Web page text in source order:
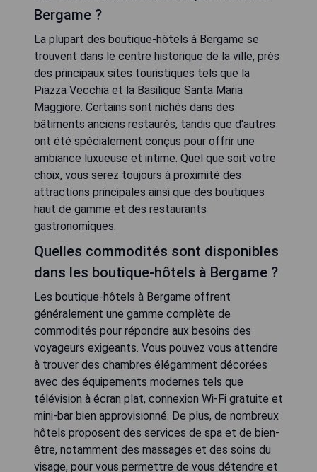
Bergame ?
La plupart des boutique-hôtels à Bergame se
trouvent dans le centre historique de la ville, près
des principaux sites touristiques tels que la
Piazza Vecchia et la Basilique Santa Maria
Maggiore. Certains sont nichés dans des
bâtiments anciens restaurés, tandis que d'autres
ont été spécialement conçus pour offrir une
ambiance luxueuse et intime. Quel que soit votre
choix, vous serez toujours à proximité des
attractions principales ainsi que des boutiques
haut de gamme et des restaurants
gastronomiques.
Quelles commodités sont disponibles
dans les boutique-hôtels à Bergame ?
Les boutique-hôtels à Bergame offrent
généralement une gamme complète de
commodités pour répondre aux besoins des
voyageurs exigeants. Vous pouvez vous attendre
à trouver des chambres élégamment décorées
avec des équipements modernes tels que
télévision à écran plat, connexion Wi-Fi gratuite et
mini-bar bien approvisionné. De plus, de nombreux
hôtels proposent des services de spa et de bien-
être, notamment des massages et des soins du
visage, pour vous permettre de vous détendre et